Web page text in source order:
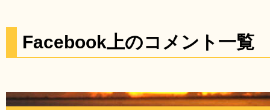
Facebook上のコメント一覧